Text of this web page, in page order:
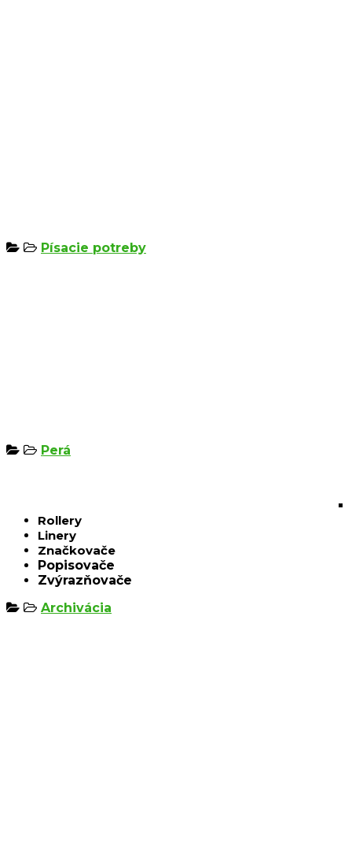
Písacie potreby
Perá
Rollery
Linery
Značkovače
Popisovače
Zvýrazňovače
Archivácia